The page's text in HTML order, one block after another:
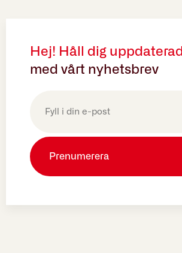
Hej! Håll dig uppdaterad
med vårt nyhetsbrev
(Obligatoriskt)